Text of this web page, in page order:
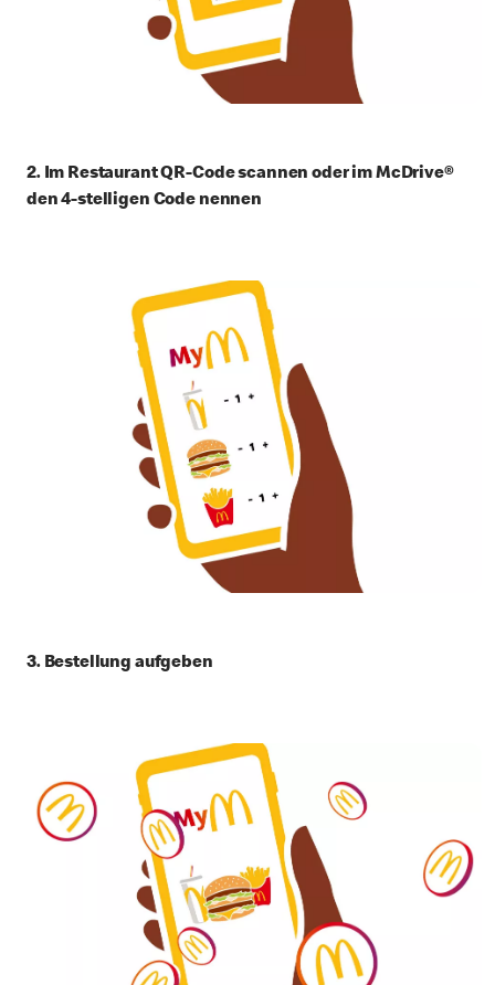
2. Im Restaurant QR-Code scannen oder im McDrive®
den 4-stelligen Code nennen
3. Bestellung aufgeben